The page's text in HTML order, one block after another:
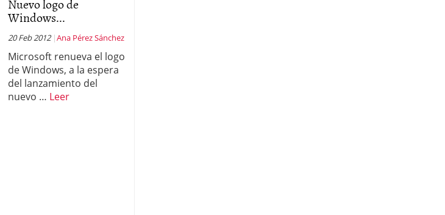
Nuevo logo de
Windows...
20 Feb 2012 Ana Pérez Sánchez
Microsoft renueva el logo
de Windows, a la espera
del lanzamiento del
nuevo … Leer